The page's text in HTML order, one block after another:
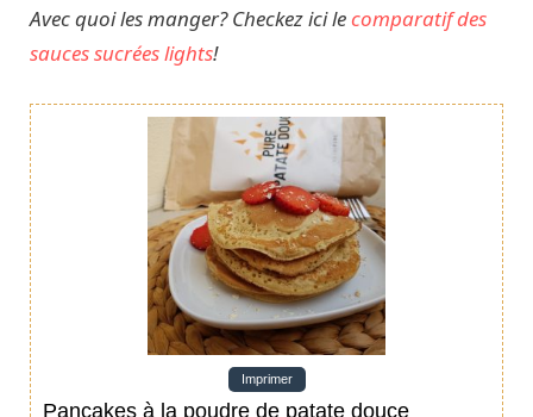
Avec quoi les manger? Checkez ici lecomparatif des
sauces sucrées lights!
Imprimer
Pancakes à la poudre de patate douce